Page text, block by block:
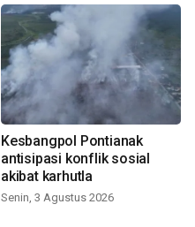
Kesbangpol Pontianak
antisipasi konflik sosial
akibat karhutla
Senin, 3 Agustus 2026